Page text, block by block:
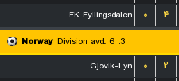
FK Fyllingsdalen
۰ ۴
Norway
3. Division avd. 6
Gjovik-Lyn
۰ ۲